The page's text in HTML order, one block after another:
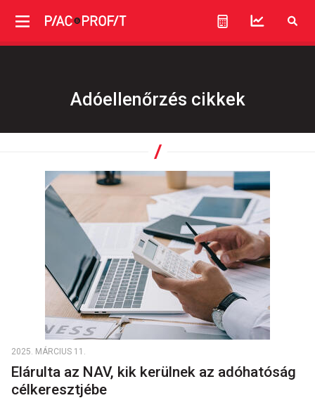
Adóellenőrzés cikkek
2025. MÁRCIUS 11.
Elárulta az NAV, kik kerülnek az adóhatóság
célkeresztjébe